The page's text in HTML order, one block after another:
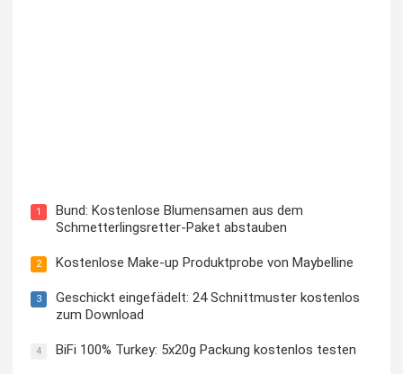
1
Bund: Kostenlose Blumensamen aus dem
Schmetterlingsretter-Paket abstauben
2 Kostenlose Make-up Produktprobe von Maybelline
3
Geschickt eingefädelt: 24 Schnittmuster kostenlos
zum Download
4 BiFi 100% Turkey: 5x20g Packung kostenlos testen